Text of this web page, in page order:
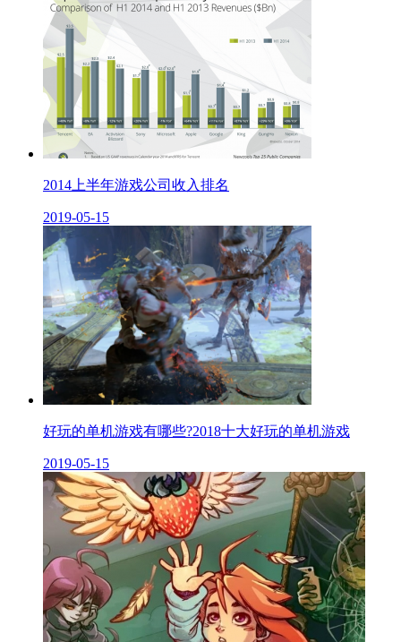
2014上半年游戏公司收入排名
2019-05-15
好玩的单机游戏有哪些?2018十大好玩的单机游戏
2019-05-15